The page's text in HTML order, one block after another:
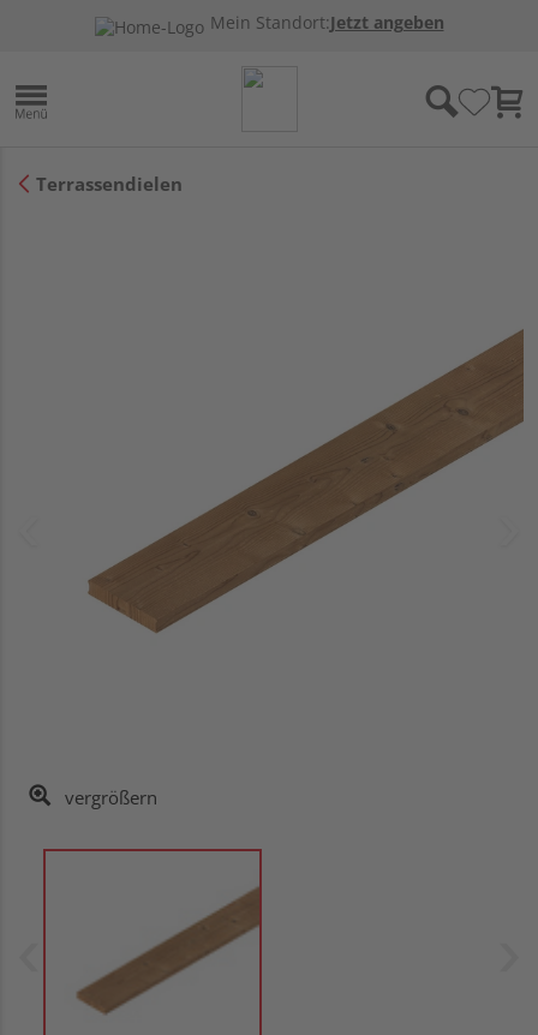
Mein Standort:Jetzt angeben
Terrassendielen
vergrößern